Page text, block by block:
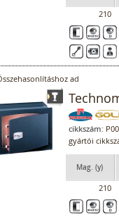
210
ad
cikkszám:
gyártói
Mag. (y)
210